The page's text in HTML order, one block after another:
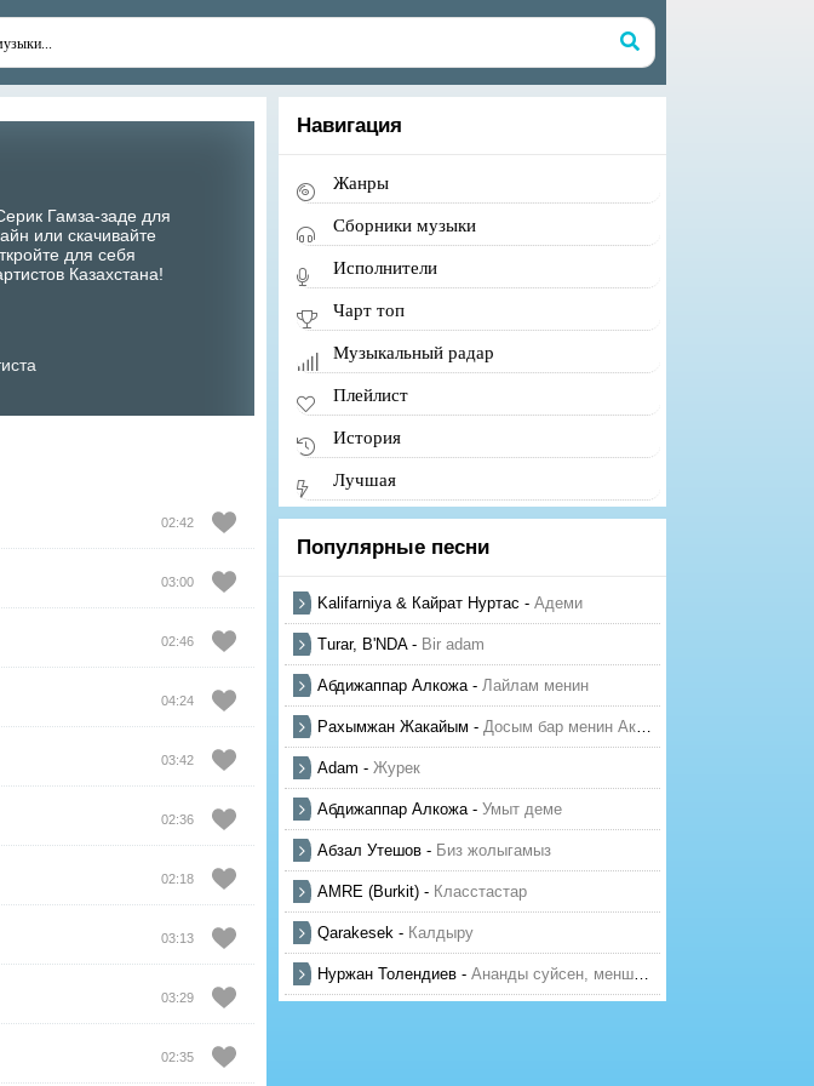
Гамза-заде для
или скачивайте
для себя
Казахстана!
02:42
03:00
02:46
04:24
03:42
02:36
02:18
03:13
03:29
02:35
Навигация
Жанры
Сборники музыки
Исполнители
Чарт топ
Музыкальный радар
Плейлист
История
Лучшая
Популярные песни
Kalifarniya & Кайрат Нуртас - Адеми
Turar, B'NDA- Bir adam
Абдижаппар Алкожа- Лайлам менин
Рахымжан Жакайым - Досым бар менин Актауда
Adam - Журек
Абдижаппар Алкожа- Умыт деме
Абзал Утешов - Биз жолыгамыз
AMRE (Burkit) - Класстастар
Qarakesek - Калдыру
Нуржан Толендиев - Ананды суйсен, менше суй